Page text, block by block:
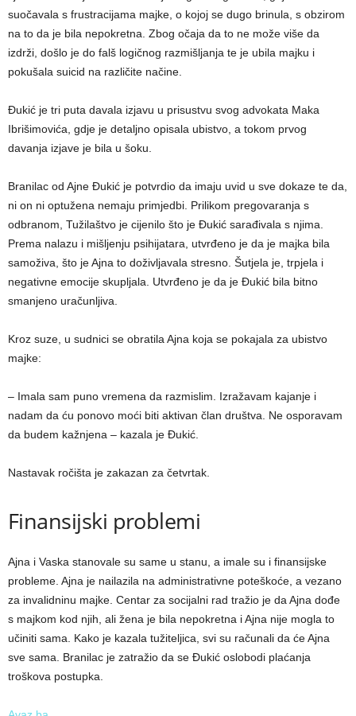
suočavala s frustracijama majke, o kojoj se dugo brinula, s obzirom
na to da je bila nepokretna. Zbog očaja da to ne može više da
izdrži, došlo je do falš logičnog razmišljanja te je ubila majku i
pokušala suicid na različite načine.
Đukić je tri puta davala izjavu u prisustvu svog advokata Maka
Ibrišimovića, gdje je detaljno opisala ubistvo, a tokom prvog
davanja izjave je bila u šoku.
Branilac od Ajne Đukić je potvrdio da imaju uvid u sve dokaze te da,
ni on ni optužena nemaju primjedbi. Prilikom pregovaranja s
odbranom, Tužilaštvo je cijenilo što je Đukić sarađivala s njima.
Prema nalazu i mišljenju psihijatara, utvrđeno je da je majka bila
samoživa, što je Ajna to doživljavala stresno. Šutjela je, trpjela i
negativne emocije skupljala. Utvrđeno je da je Đukić bila bitno
smanjeno uračunljiva.
Kroz suze, u sudnici se obratila Ajna koja se pokajala za ubistvo
majke:
– Imala sam puno vremena da razmislim. Izražavam kajanje i
nadam da ću ponovo moći biti aktivan član društva. Ne osporavam
da budem kažnjena – kazala je Đukić.
Nastavak ročišta je zakazan za četvrtak.
Finansijski problemi
Ajna i Vaska stanovale su same u stanu, a imale su i finansijske
probleme. Ajna je nailazila na administrativne poteškoće, a vezano
za invalidninu majke. Centar za socijalni rad tražio je da Ajna dođe
s majkom kod njih, ali žena je bila nepokretna i Ajna nije mogla to
učiniti sama. Kako je kazala tužiteljica, svi su računali da će Ajna
sve sama. Branilac je zatražio da se Đukić oslobodi plaćanja
troškova postupka.